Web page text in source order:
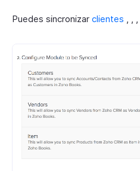
Puedes sincronizar clientes , , ,